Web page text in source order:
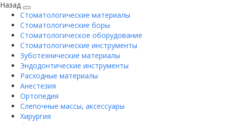
Назад
Стоматологические материалы
Стоматологические боры
Стоматологическое оборудование
Стоматологические инструменты
Зуботехнические материалы
Эндодонтические инструменты
Расходные материалы
Анестезия
Ортопедия
Слепочные массы, аксессуары
Хирургия